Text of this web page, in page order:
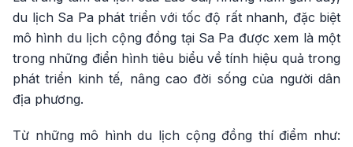
du lịch Sa Pa phát triển với tốc độ rất nhanh, đặc biệt
mô hình du lịch cộng đồng tại Sa Pa được xem là một
trong những điển hình tiêu biểu về tính hiệu quả trong
phát triển kinh tế, nâng cao đời sống của người dân
địa phương.
Từ những mô hình du lịch cộng đồng thí điểm như: